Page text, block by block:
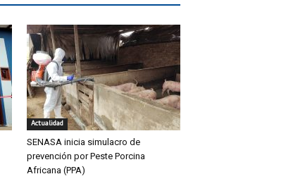
Actualidad
SENASA inicia simulacro de
prevención por Peste Porcina
Africana (PPA)